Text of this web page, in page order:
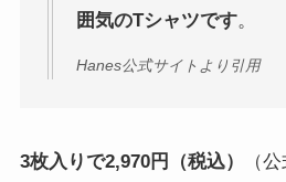
囲気のTシャツです。
Hanes公式サイトより引用
3枚入りで2,970円（税込）
（